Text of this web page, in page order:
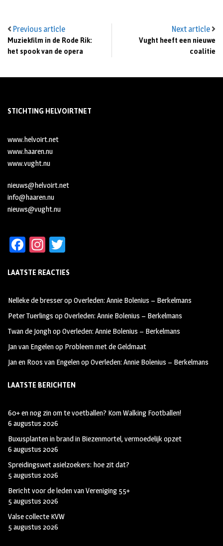
Previous article
Muziekfilm in de Rode Rik:
het spook van de opera
Next article
Vught heeft een nieuwe
coalitie
STICHTING HELVOIRTNET
www.helvoirt.net
www.haaren.nu
www.vught.nu
nieuws@helvoirt.net
info@haaren.nu
nieuws@vught.nu
Fa
b
oo
k
In
ag
m
tt
LAATSTE REACTIES
Nelleke de bresseropOverleden: Annie Bolenius – Berkelmans
Peter Tuerlings opOverleden: Annie Bolenius – Berkelmans
Twan de JonghopOverleden: Annie Bolenius – Berkelmans
Jan van Engelenop Probleem met de Geldmaat
Jan en Roos van EngelenopOverleden: Annie Bolenius – Berkelmans
LAATSTE BERICHTEN
60+ en nog zin om te voetballen? Kom Walking Footballen!
6 augustus 2026
Buxusplanten in brand in Biezenmortel, vermoedelijk opzet
6 augustus 2026
Spreidingswet asielzoekers: hoe zit dat?
5 augustus 2026
Bericht voor de leden van Vereniging 55+
5 augustus 2026
Valse collecte KVW
5 augustus 2026